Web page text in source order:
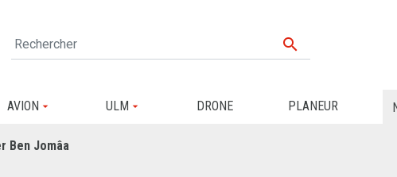

AVION ULM DRONE PLANEUR
Ben Jomâa